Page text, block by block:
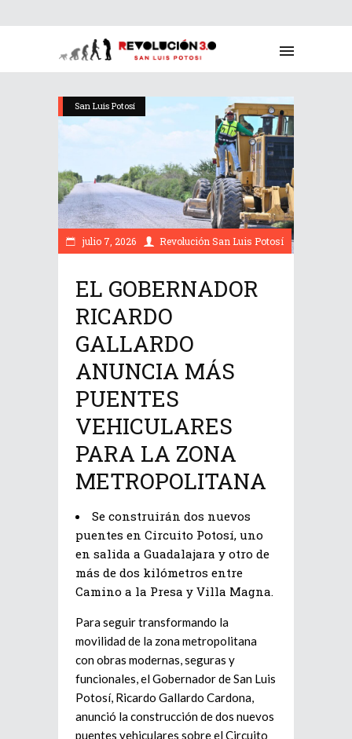
San Luis Potosí
julio 7, 2026 Revolución San Luis Potosí
EL GOBERNADOR
RICARDO
GALLARDO
ANUNCIA MÁS
PUENTES
VEHICULARES
PARA LA ZONA
METROPOLITANA
Se construirán dos nuevos
puentes en Circuito Potosí, uno
en salida a Guadalajara y otro de
más de dos kilómetros entre
Camino a la Presa y Villa Magna.
Para seguir transformando la
movilidad de la zona metropolitana
con obras modernas, seguras y
funcionales, el Gobernador de San Luis
Potosí, Ricardo Gallardo Cardona,
anunció la construcción de dos nuevos
puentes vehiculares sobre el Circuito